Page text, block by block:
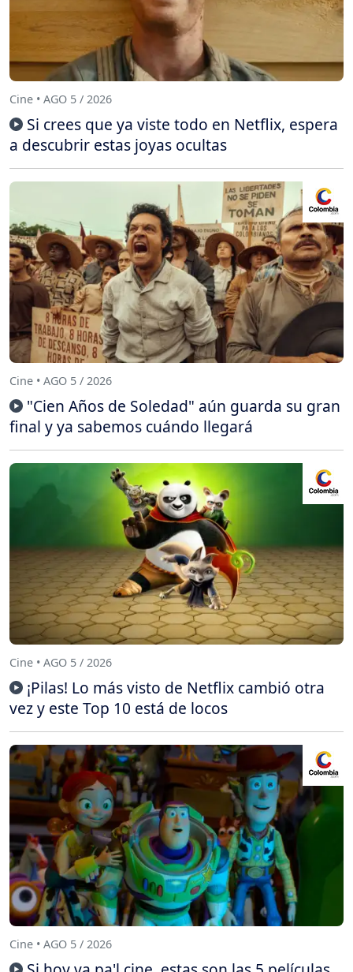
Cine • AGO 5 / 2026
Si crees que ya viste todo en Netflix, espera
a descubrir estas joyas ocultas
Cine • AGO 5 / 2026
"Cien Años de Soledad" aún guarda su gran
final y ya sabemos cuándo llegará
Cine • AGO 5 / 2026
¡Pilas! Lo más visto de Netflix cambió otra
vez y este Top 10 está de locos
Cine • AGO 5 / 2026